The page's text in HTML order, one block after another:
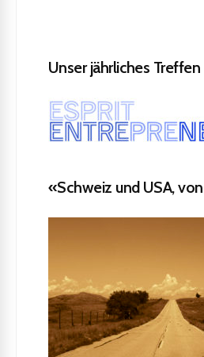
Unser jährliches Treffen
«Schweiz und USA,